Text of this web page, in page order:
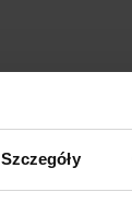
Szczegóły